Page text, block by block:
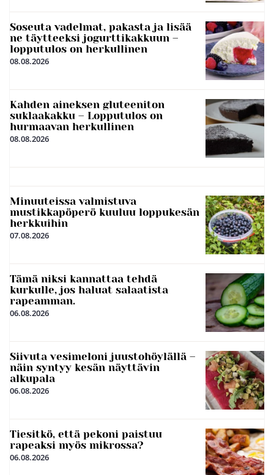
Soseuta vadelmat, pakasta ja lisää
ne täytteeksi jogurttikakkuun –
lopputulos on herkullinen
08.08.2026
Kahden aineksen gluteeniton
suklaakakku – Lopputulos on
hurmaavan herkullinen
08.08.2026
Minuuteissa valmistuva
mustikkapöperö kuuluu loppukesän
herkkuihin
07.08.2026
Tämä niksi kannattaa tehdä
kurkulle, jos haluat salaatista
rapeamman.
06.08.2026
Siivuta vesimeloni juustohöylällä –
näin syntyy kesän näyttävin
alkupala
06.08.2026
Tiesitkö, että pekoni paistuu
rapeaksi myös mikrossa?
06.08.2026